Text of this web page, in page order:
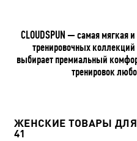
CLOUDSPUN — самая мягкая
тренировочных коллекций
выбирает премиальный
тренировок
ЖЕНСКИЕ ТОВАРЫ
41